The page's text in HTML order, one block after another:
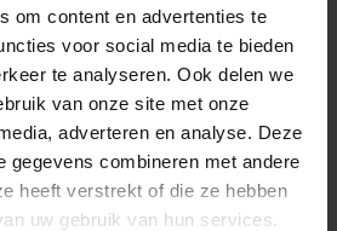
om content en advertenties te
voor social media te bieden
te analyseren. Ook delen we
van onze site met onze
adverteren en analyse. Deze
gegevens combineren met andere
heeft verstrekt of die ze hebben
uw gebruik van hun services.